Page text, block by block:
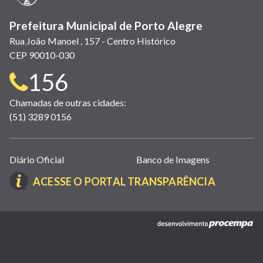
Prefeitura Municipal de Porto Alegre
Rua João Manoel , 157 - Centro Histórico
CEP 90010-030
Telefone
para
contato:
156
Chamadas de outras cidades:
(51) 3289 0156
Links
úteis
(abrem
nova
Diário Oficial Banco de Imagens
ACESSE O PORTAL TRANSPARÊNCIA(LINK
EM
NOVA